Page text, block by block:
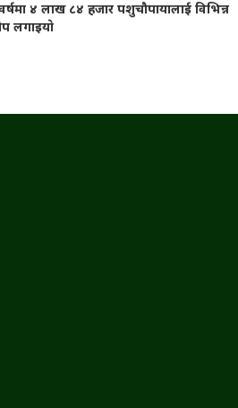
४ लाख ८४ हजार पशुचौपायालाई विभिन्न
लगाइयाे